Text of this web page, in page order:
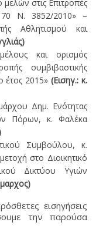
στις Επιτροπές
Ν. 3852/2010» –
Αθλητισμού και
και ορισμός
συμβιβαστικής
έτος 2015»(Εισηγ.: κ.
Δημ. Ενότητας
Πόρων, κ. Φαλέκα
Συμβούλου, κ.
στο Διοικητικό
Δικτύου Υγιών
εισηγήσεις
την παρούσα